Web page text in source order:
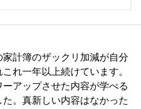
家計簿のザックリ加減が自分
れ一年以上続けています。
アップさせた内容が学べる
。真新しい内容はなかった